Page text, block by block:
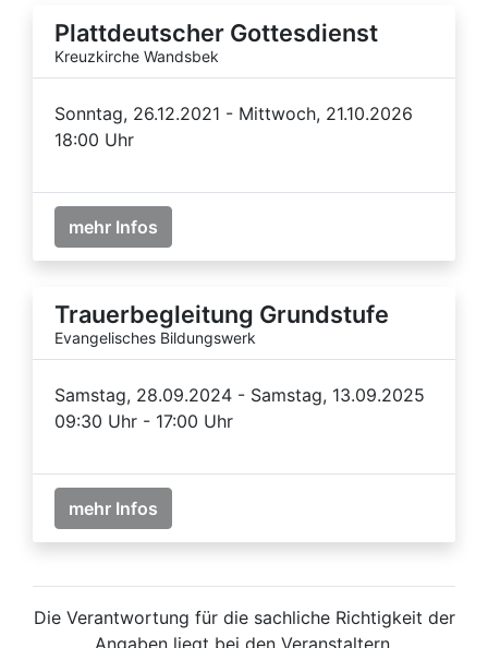
Plattdeutscher Gottesdienst
Kreuzkirche Wandsbek
Sonntag, 26.12.2021 - Mittwoch, 21.10.2026
18:00 Uhr
mehr Infos
Trauerbegleitung Grundstufe
Evangelisches Bildungswerk
Samstag, 28.09.2024 - Samstag, 13.09.2025
09:30 Uhr - 17:00 Uhr
mehr Infos
Die Verantwortung für die sachliche Richtigkeit der
Angaben liegt bei den Veranstaltern.